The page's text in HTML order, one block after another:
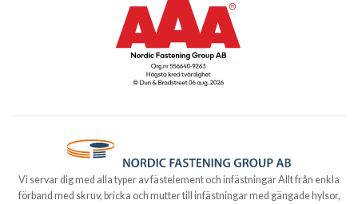
Vi servar dig med alla typer av fästelement och infästningar Allt från enkla
förband med skruv, bricka och mutter till infästningar med gängade hylsor,